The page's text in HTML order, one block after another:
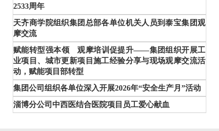
2533周年
天齐商学院组织集团总部各单位机关人员到泰宝集团观
摩交流
赋能转型强本领 观摩培训促提升——集团组织开展工
业项目、城市更新项目施工经验分享与现场观摩交流活
动，赋能项目部转型
集团公司组织各单位深入开展2026年“安全生产月”活动
淄博分公司中西医结合医院项目员工爱心献血